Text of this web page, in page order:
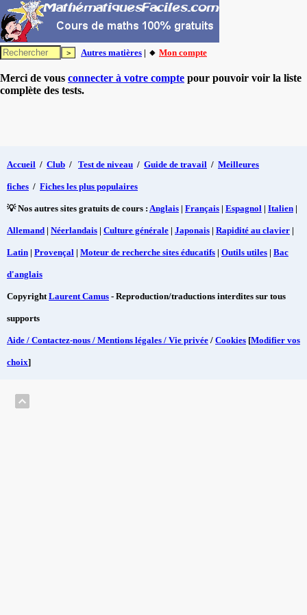
Autres matières | 🔸 Mon compte
Merci de vous connecter à votre compte pour pouvoir voir la liste
complète des tests.
Accueil / Club / Test de niveau / Guide de travail / Meilleures
fiches / Fiches les plus populaires
💡 Nos autres sites gratuits de cours : Anglais | Français | Espagnol | Italien |
Allemand | Néerlandais | Culture générale | Japonais | Rapidité au clavier |
Latin | Provençal | Moteur de recherche sites éducatifs | Outils utiles | Bac
d'anglais
CopyrightLaurent Camus - Reproduction/traductions interdites sur tous
supports
Aide / Contactez-nous / Mentions légales / Vie privée / Cookies [Modifier vos
choix]